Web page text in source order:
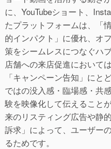
に、YouTubeショート、
たプラットフォームは、「
的インパクト」に優れ、オ
策をシームレスにつなぐハ
店舗への来店促進において
「キャンペーン告知」にと
ではの没入感・臨場感・共
験を映像化して伝えること
来のリスティング広告や静
訴求」によって、ユーザー
るためです。